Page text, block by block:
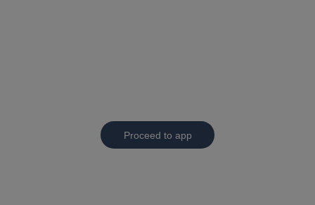
Proceed to app